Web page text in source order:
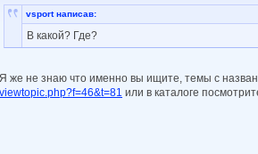
vsport написав:
В какой? Где?
Я же не знаю что именно вы ищите, темы с
viewtopic.php?f=46&t=81 или в каталоге